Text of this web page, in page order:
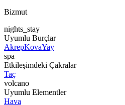
Bizmut
nights_stay
Uyumlu Burçlar
AkrepKovaYay
spa
Etkileşimdeki Çakralar
Taç
volcano
Uyumlu Elementler
Hava